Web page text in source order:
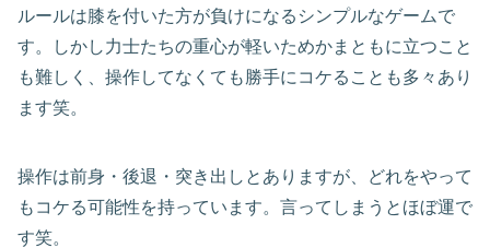
ルールは膝を付いた方が負けになるシンプルなゲームで
す。しかし力士たちの重心が軽いためかまともに立つこと
も難しく、操作してなくても勝手にコケることも多々あり
ます笑。
操作は前身・後退・突き出しとありますが、どれをやって
もコケる可能性を持っています。言ってしまうとほぼ運で
す笑。